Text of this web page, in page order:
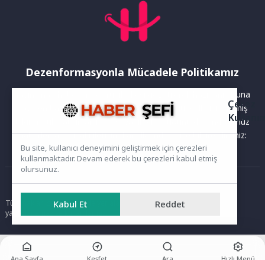
Dezenformasyonla Mücadele Politikamız
Yayınlanan haberler doğruluk ilkesi gözetilerek hazırlanır. Buna
rağmen bazı içeriklerde eksik, hatalı veya güncelliğini yitirmiş
bilgiler bulunabilir.Yanlış veya yanıltıcı olduğunu düşündüğünüz
haberleri aşağıdaki iletişim kanallarından bize bildirebilirsiniz:
Ana Sayfa
Tüm hakları saklıdır. Sitede yer alan içerikler izinsiz kopyalanamaz,
yayımlanamaz ve kullanılamaz.
Ana Sayfa Keşfet Ara Hızlı Menü
Çerez
Bu site, kullanıcı deneyimini geliştirmek için çerezleri
kullanmaktadır. Devam ederek bu çerezleri kabul etmiş
olursunuz.
Kabul Et Reddet